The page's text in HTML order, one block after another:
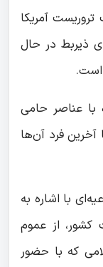
آمریکا
ذیربط در حال
است.
با عناصر حامی
آخرین فرد آن‌ها
با اشاره به
از عموم
که با حضور